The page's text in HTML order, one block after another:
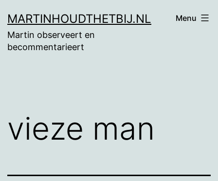
naar
de
MARTINHOUDTHETBIJ.NL
Martin observeert en
becommentarieert
Menu
vieze man